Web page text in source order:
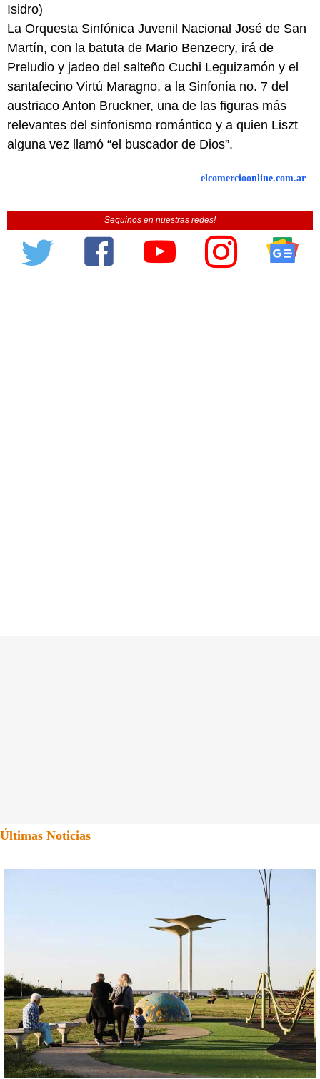
Isidro)
La Orquesta Sinfónica Juvenil Nacional José de San
Martín, con la batuta de Mario Benzecry, irá de
Preludio y jadeo del salteño Cuchi Leguizamón y el
santafecino Virtú Maragno, a la Sinfonía no. 7 del
austriaco Anton Bruckner, una de las figuras más
relevantes del sinfonismo romántico y a quien Liszt
alguna vez llamó “el buscador de Dios”.
elcomercioonline.com.ar
Seguinos en nuestras redes!
Últimas Noticias